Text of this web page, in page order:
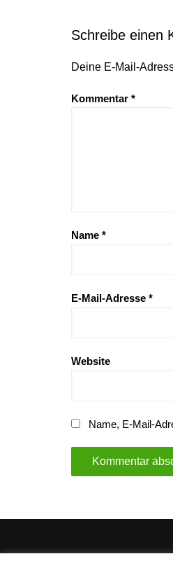
Schreibe einen
Deine E-Mail-
Kommentar *
Name *
E-Mail-Adresse *
Website
Name, E-Mail-